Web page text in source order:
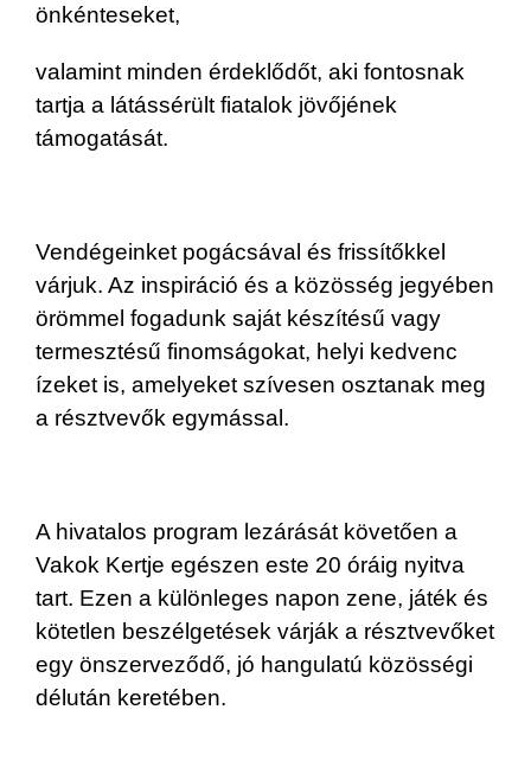
önkénteseket,
valamint minden érdeklődőt, aki fontosnak
tartja a látássérült fiatalok jövőjének
támogatását.
Vendégeinket pogácsával és frissítőkkel
várjuk. Az inspiráció és a közösség jegyében
örömmel fogadunk saját készítésű vagy
termesztésű finomságokat, helyi kedvenc
ízeket is, amelyeket szívesen osztanak meg
a résztvevők egymással.
A hivatalos program lezárását követően a
Vakok Kertje egészen este 20 óráig nyitva
tart. Ezen a különleges napon zene, játék és
kötetlen beszélgetések várják a résztvevőket
egy önszerveződő, jó hangulatú közösségi
délután keretében.